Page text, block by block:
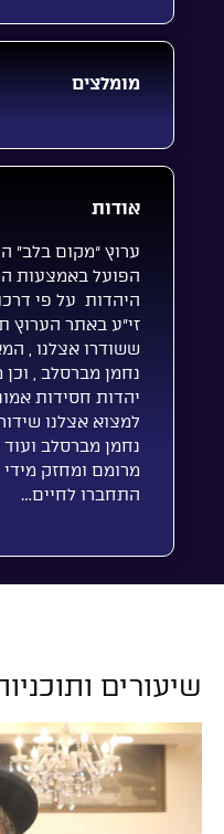
מומלצים
אודות
ערוץ “מקום בלב”
הפועל באמצעות
היהדות על פי
זי”ע באתר הערוץ
ששודרו אצלנו ,
נחמן מברסלב , וכן
יהדות חסידות
למצוא אצלנו
נחמן מברסלב ועוד
מרומם ומחזק מידי
התחברו לחיים…
שיעורים